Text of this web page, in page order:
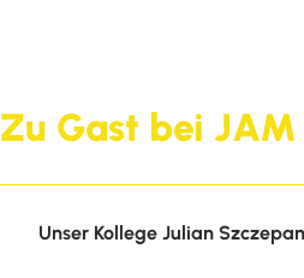
Zu Gast bei JAM
Unser Kollege Julian